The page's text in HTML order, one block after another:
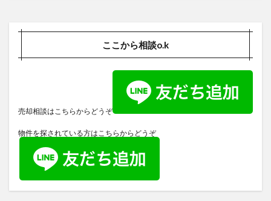
ここから相談o.k
売却相談はこちらからどうぞ
物件を探されている方はこちらからどうぞ